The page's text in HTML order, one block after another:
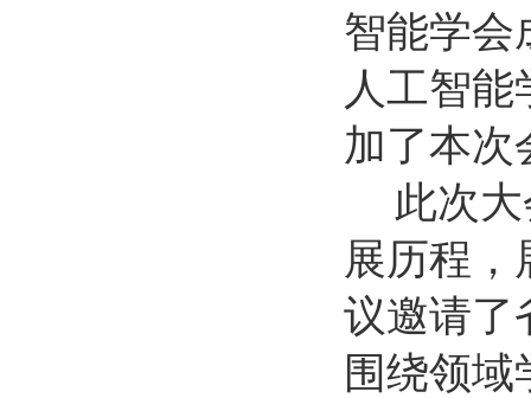
智能学会
人工智
加了本次
此次
展历程，
议邀请了
围绕领